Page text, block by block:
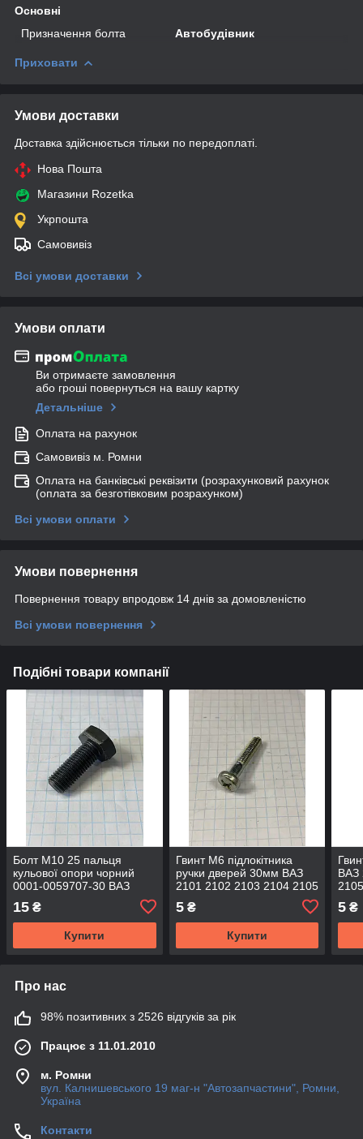
Основні
Призначення болта
Автобудівник
Приховати
Умови доставки
Доставка здійснюється тільки по передоплаті.
Нова Пошта
Магазини Rozetka
Укрпошта
Самовивіз
Всі умови доставки
Умови оплати
Ви отримаєте замовлення
або гроші повернуться на вашу картку
Детальніше
Оплата на рахунок
Самовивіз м. Ромни
Оплата на банківські реквізити (розрахунковий рахунок
(оплата за безготівковим розрахунком)
Всі умови оплати
Умови повернення
Повернення товару впродовж 14 днів за домовленістю
Всі умови повернення
Подібні товари компанії
Болт М10 25 пальця
кульової опори чорний
0001-0059707-30 ВАЗ
2108 2109 2110 2112 2113
2114 2115 супорт 2101-07
15 ₴
Купити
Гвинт М6 підлокітника
ручки дверей 30мм ВАЗ
2101 2102 2103 2104 2105
2121 21213
5₴
Купити
ВАЗ
5 ₴
Про нас
98% позитивних з 2526 відгуків за рік
Працює з 11.01.2010
м. Ромни
вул. Калнишевського 19 маг-н "Автозапчастини", Ромни,
Україна
Контакти